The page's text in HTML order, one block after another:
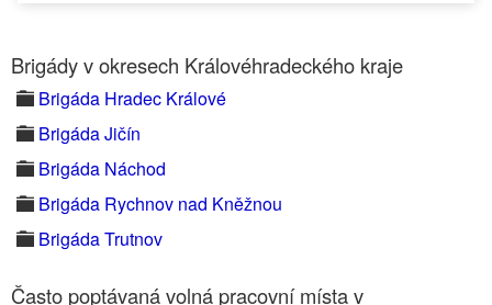
Brigády v okresech Královéhradeckého kraje
Brigáda Hradec Králové
Brigáda Jičín
Brigáda Náchod
Brigáda Rychnov nad Kněžnou
Brigáda Trutnov
Často poptávaná volná pracovní místa v